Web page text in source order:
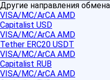
Другие направления обмена
VISA/MC/ArCA AMD
Capitalist USD
VISA/MC/ArCA AMD
Tether ERC20 USDT
VISA/MC/ArCA AMD
Capitalist RUB
VISA/MC/ArCA AMD